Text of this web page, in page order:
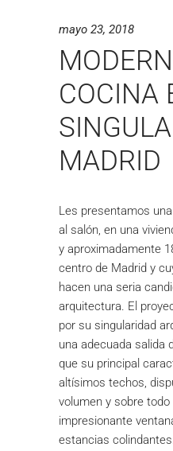
mayo 23, 2018
COCINA
MADRID
Les presentamos
al salón, en una
y aproximadamente
centro de Madrid y
hacen una seria
arquitectura. El
por su singularidad
una adecuada salida
que su principal
altísimos techos,
volumen y sobre
impresionante
estancias